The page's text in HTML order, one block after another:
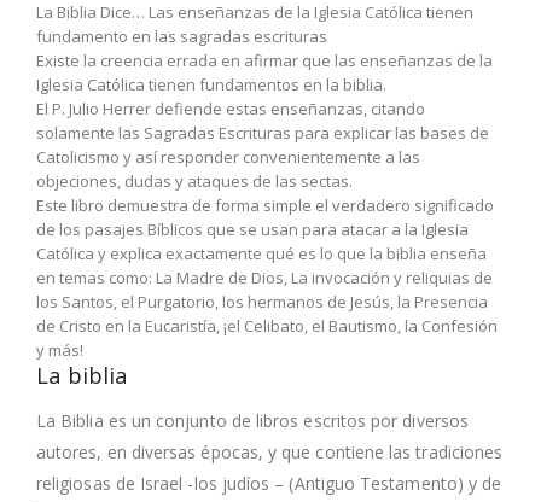
La Biblia Dice… Las enseñanzas de la Iglesia Católica tienen
fundamento en las sagradas escrituras
Existe la creencia errada en afirmar que las enseñanzas de la
Iglesia Católica tienen fundamentos en la biblia.
El P. Julio Herrer defiende estas enseñanzas, citando
solamente las Sagradas Escrituras para explicar las bases de
Catolicismo y así responder convenientemente a las
objeciones, dudas y ataques de las sectas.
Este libro demuestra de forma simple el verdadero significado
de los pasajes Bíblicos que se usan para atacar a la Iglesia
Católica y explica exactamente qué es lo que la biblia enseña
en temas como: La Madre de Dios, La invocación y reliquias de
los Santos, el Purgatorio, los hermanos de Jesús, la Presencia
de Cristo en la Eucaristía, ¡el Celibato, el Bautismo, la Confesión
y más!
La biblia
La Biblia es un conjunto de libros escritos por diversos
autores, en diversas épocas, y que contiene las tradiciones
religiosas de Israel -los judíos – (Antiguo Testamento) y de